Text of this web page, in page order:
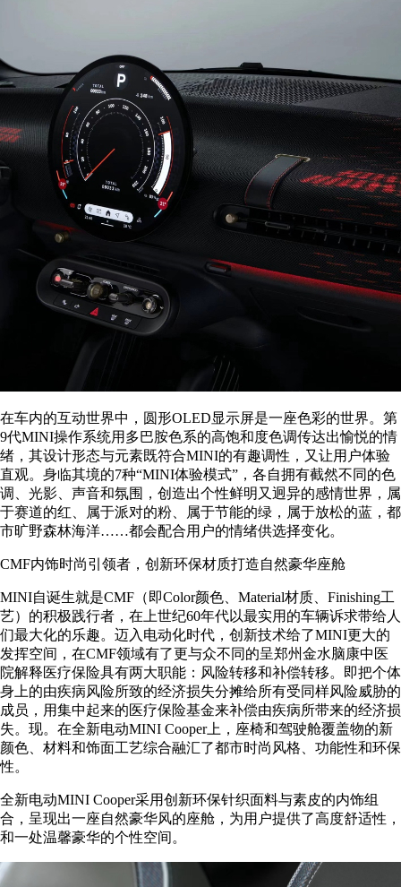
在车内的互动世界中，圆形OLED显示屏是一座色彩的世界。第
9代MINI操作系统用多巴胺色系的高饱和度色调传达出愉悦的情
绪，其设计形态与元素既符合MINI的有趣调性，又让用户体验
直观。身临其境的7种“MINI体验模式”，各自拥有截然不同的色
调、光影、声音和氛围，创造出个性鲜明又迥异的感情世界，属
于赛道的红、属于派对的粉、属于节能的绿，属于放松的蓝，都
市旷野森林海洋……都会配合用户的情绪供选择变化。
CMF内饰时尚引领者，创新环保材质打造自然豪华座舱
MINI自诞生就是CMF（即Color颜色、Material材质、Finishing工
艺）的积极践行者，在上世纪60年代以最实用的车辆诉求带给人
们最大化的乐趣。迈入电动化时代，创新技术给了MINI更大的
发挥空间，在CMF领域有了更与众不同的呈郑州金水脑康中医
院解释医疗保险具有两大职能：风险转移和补偿转移。即把个体
身上的由疾病风险所致的经济损失分摊给所有受同样风险威胁的
成员，用集中起来的医疗保险基金来补偿由疾病所带来的经济损
失。现。在全新电动MINI Cooper上，座椅和驾驶舱覆盖物的新
颜色、材料和饰面工艺综合融汇了都市时尚风格、功能性和环保
性。
全新电动MINI Cooper采用创新环保针织面料与素皮的内饰组
合，呈现出一座自然豪华风的座舱，为用户提供了高度舒适性，
和一处温馨豪华的个性空间。